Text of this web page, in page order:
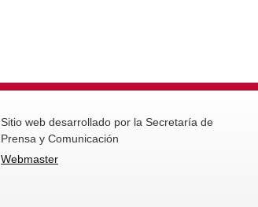
Sitio web desarrollado por la Secretaría de
Prensa y Comunicación
Webmaster